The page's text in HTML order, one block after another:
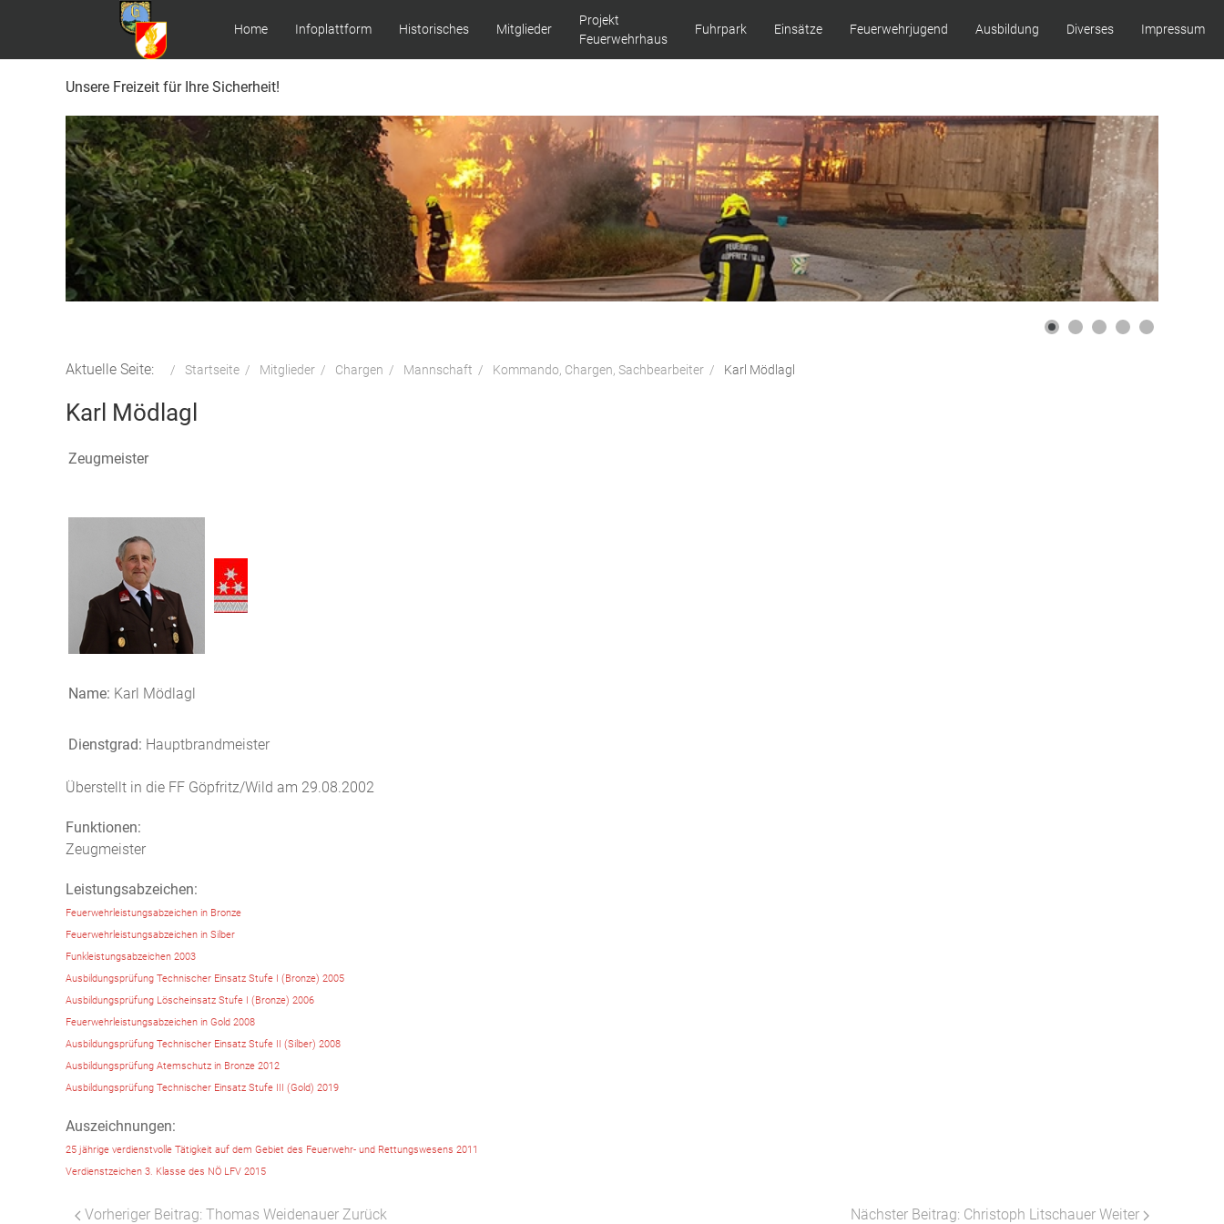
Home Infoplattform Historisches Mitglieder
Projekt
Feuerwehrhaus
Fuhrpark Einsätze Feuerwehrjugend Ausbildung Diverses Impressum
Unsere Freizeit für Ihre Sicherheit!
Aktuelle Seite: Startseite Mitglieder Chargen Mannschaft Kommando, Chargen, Sachbearbeiter Karl Mödlagl
Karl Mödlagl
Zeugmeister
Name: Karl Mödlagl
Dienstgrad: Hauptbrandmeister
Überstellt in die FF Göpfritz/Wild am 29.08.2002
Funktionen:
Zeugmeister
Leistungsabzeichen:
Feuerwehrleistungsabzeichen in Bronze
Feuerwehrleistungsabzeichen in Silber
Funkleistungsabzeichen 2003
Ausbildungsprüfung Technischer Einsatz Stufe I (Bronze) 2005
Ausbildungsprüfung Löscheinsatz Stufe I (Bronze) 2006
Feuerwehrleistungsabzeichen in Gold 2008
Ausbildungsprüfung Technischer Einsatz Stufe II (Silber) 2008
Ausbildungsprüfung Atemschutz in Bronze 2012
Ausbildungsprüfung Technischer Einsatz Stufe III (Gold) 2019
Auszeichnungen:
25 jährige verdienstvolle Tätigkeit auf dem Gebiet des Feuerwehr- und Rettungswesens 2011
Verdienstzeichen 3. Klasse des NÖ LFV 2015
Vorheriger Beitrag: Thomas Weidenauer Zurück Nächster Beitrag: Christoph Litschauer Weiter